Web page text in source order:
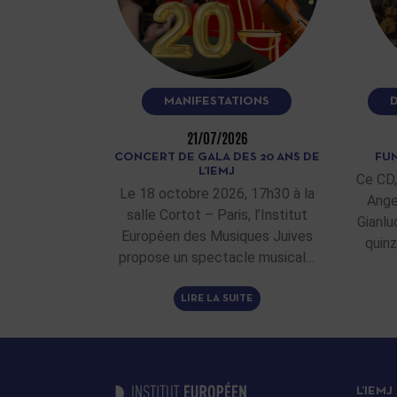
MANIFESTATIONS
21/07/2026
CONCERT DE GALA DES 20 ANS DE
L’IEMJ
Le 18 octobre 2026, 17h30 à la
salle Cortot – Paris, l’Institut
Européen des Musiques Juives
propose un spectacle musical…
LIRE LA SUITE
Ce
L’IEMJ